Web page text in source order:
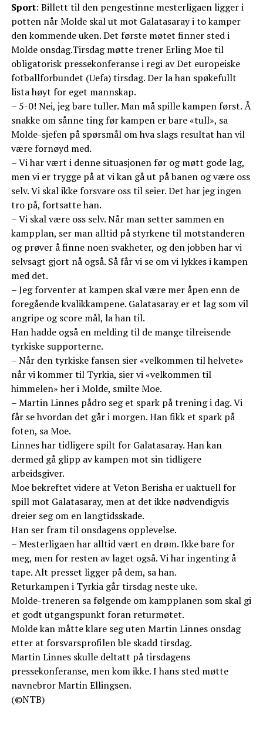
Sport: Billett til den pengestinne mesterligaen ligger i
potten når Molde skal ut mot Galatasaray i to kamper
den kommende uken. Det første møtet finner sted i
Molde onsdag.Tirsdag møtte trener Erling Moe til
obligatorisk pressekonferanse i regi av Det europeiske
fotballforbundet (Uefa) tirsdag. Der la han spøkefullt
lista høyt for eget mannskap.
– 5-0! Nei, jeg bare tuller. Man må spille kampen først. Å
snakke om sånne ting før kampen er bare «tull», sa
Molde-sjefen på spørsmål om hva slags resultat han vil
være fornøyd med.
– Vi har vært i denne situasjonen før og møtt gode lag,
men vi er trygge på at vi kan gå ut på banen og være oss
selv. Vi skal ikke forsvare oss til seier. Det har jeg ingen
tro på, fortsatte han.
– Vi skal være oss selv. Når man setter sammen en
kampplan, ser man alltid på styrkene til motstanderen
og prøver å finne noen svakheter, og den jobben har vi
selvsagt gjort nå også. Så får vi se om vi lykkes i kampen
med det.
– Jeg forventer at kampen skal være mer åpen enn de
foregående kvalikkampene. Galatasaray er et lag som vil
angripe og score mål, la han til.
Han hadde også en melding til de mange tilreisende
tyrkiske supporterne.
– Når den tyrkiske fansen sier «velkommen til helvete»
når vi kommer til Tyrkia, sier vi «velkommen til
himmelen» her i Molde, smilte Moe.
– Martin Linnes pådro seg et spark på trening i dag. Vi
får se hvordan det går i morgen. Han fikk et spark på
foten, sa Moe.
Linnes har tidligere spilt for Galatasaray. Han kan
dermed gå glipp av kampen mot sin tidligere
arbeidsgiver.
Moe bekreftet videre at Veton Berisha er uaktuell for
spill mot Galatasaray, men at det ikke nødvendigvis
dreier seg om en langtidsskade.
Han ser fram til onsdagens opplevelse.
– Mesterligaen har alltid vært en drøm. Ikke bare for
meg, men for resten av laget også. Vi har ingenting å
tape. Alt presset ligger på dem, sa han.
Returkampen i Tyrkia går tirsdag neste uke.
Molde-treneren sa følgende om kampplanen som skal gi
et godt utgangspunkt foran returmøtet.
Molde kan måtte klare seg uten Martin Linnes onsdag
etter at forsvarsprofilen ble skadd tirsdag.
Martin Linnes skulle deltatt på tirsdagens
pressekonferanse, men kom ikke. I hans sted møtte
navnebror Martin Ellingsen.
(©NTB)